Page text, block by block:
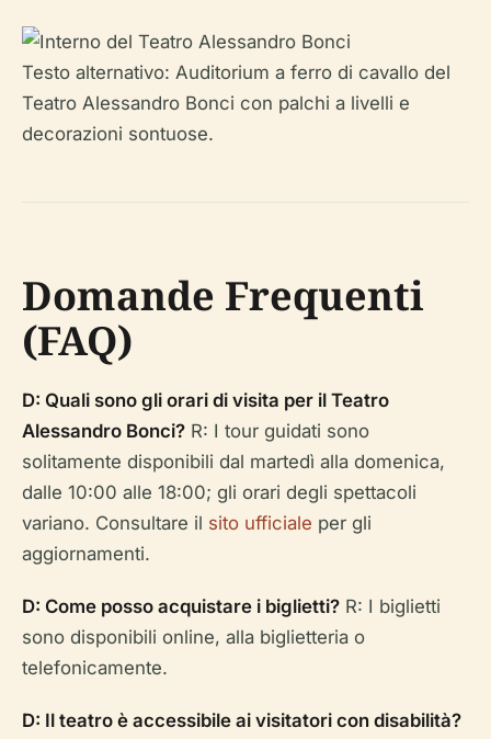
Testo alternativo: Auditorium a ferro di cavallo del
Teatro Alessandro Bonci con palchi a livelli e
decorazioni sontuose.
Domande Frequenti
(FAQ)
D: Quali sono gli orari di visita per il Teatro
Alessandro Bonci? R: I tour guidati sono
solitamente disponibili dal martedì alla domenica,
dalle 10:00 alle 18:00; gli orari degli spettacoli
variano. Consultare il sito ufficiale per gli
aggiornamenti.
D: Come posso acquistare i biglietti? R: I biglietti
sono disponibili online, alla biglietteria o
telefonicamente.
D: Il teatro è accessibile ai visitatori con disabilità?